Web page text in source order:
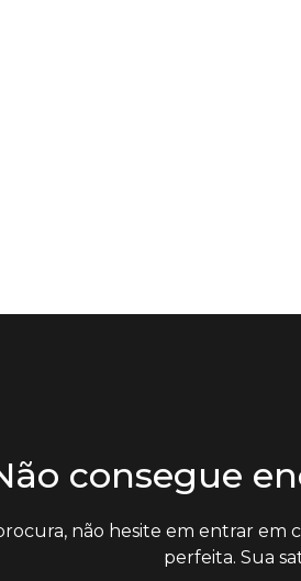
consegue
não hesite em entrar em
perfeita. Sua